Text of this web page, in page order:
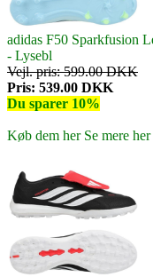
adidas F50 Sparkfusion
- Lysebl
Vejl. pris: 599.00 DKK
Pris: 539.00 DKK
Du sparer 10%
Køb dem herSe mere her